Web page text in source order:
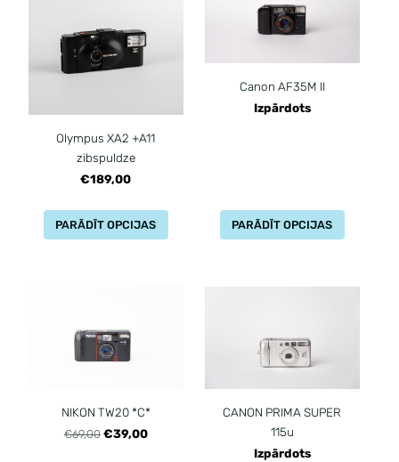
Olympus XA2 +A11
zibspuldze
€189,00
PARĀDĪT OPCIJAS
Canon AF35M II
Izpārdots
PARĀDĪT OPCIJAS
NIKON TW20 *C*
€69,00 €39,00
CANON PRIMA SUPER
115u
Izpārdots